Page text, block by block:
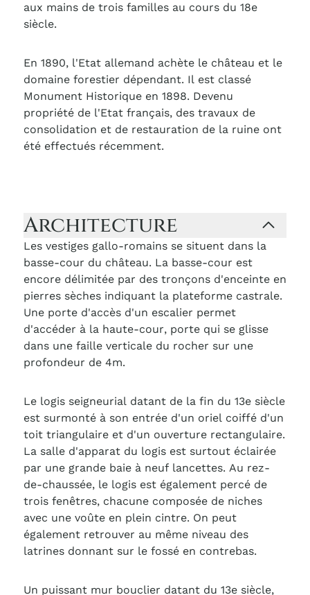
aux mains de trois familles au cours du 18e
siècle.
En 1890, l'Etat allemand achète le château et le
domaine forestier dépendant. Il est classé
Monument Historique en 1898. Devenu
propriété de l'Etat français, des travaux de
consolidation et de restauration de la ruine ont
été effectués récemment.
Architecture
Les vestiges gallo-romains se situent dans la
basse-cour du château. La basse-cour est
encore délimitée par des tronçons d'enceinte en
pierres sèches indiquant la plateforme castrale.
Une porte d'accès d'un escalier permet
d'accéder à la haute-cour, porte qui se glisse
dans une faille verticale du rocher sur une
profondeur de 4m.
Le logis seigneurial datant de la fin du 13e siècle
est surmonté à son entrée d'un oriel coiffé d'un
toit triangulaire et d'un ouverture rectangulaire.
La salle d'apparat du logis est surtout éclairée
par une grande baie à neuf lancettes. Au rez-
de-chaussée, le logis est également percé de
trois fenêtres, chacune composée de niches
avec une voûte en plein cintre. On peut
également retrouver au même niveau des
latrines donnant sur le fossé en contrebas.
Un puissant mur bouclier datant du 13e siècle,